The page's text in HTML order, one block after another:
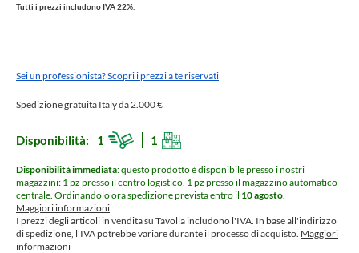
Tutti i prezzi includono IVA 22%.
Sei un professionista? Scopri i prezzi a te riservati
Spedizione gratuita Italy da 2.000 €
Disponibilità: 1 1
Disponibilità immediata: questo prodotto è disponibile presso i nostri
magazzini: 1 pz presso il centro logistico, 1 pz presso il magazzino automatico
centrale. Ordinandolo ora spedizione prevista entro il 10 agosto.
Maggiori informazioni
I prezzi degli articoli in vendita su Tavolla includono l'IVA. In base all'indirizzo
di spedizione, l'IVA potrebbe variare durante il processo di acquisto. Maggiori
informazioni